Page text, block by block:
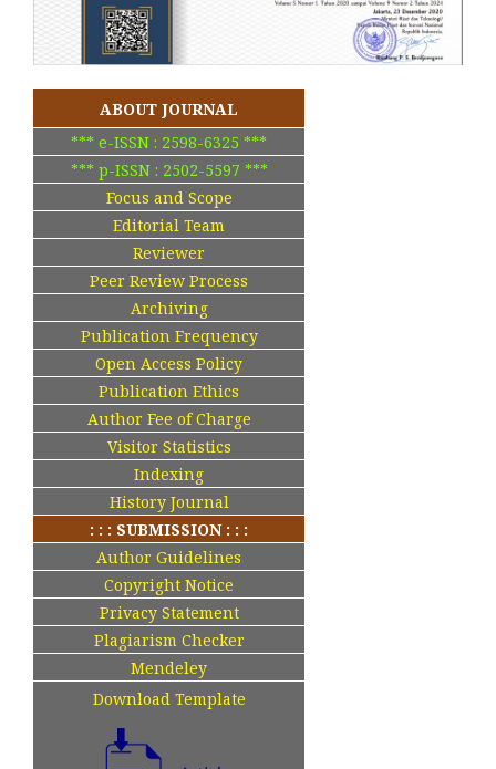
ABOUT JOURNAL
*** e-ISSN : 2598-6325 ***
*** p-ISSN : 2502-5597 ***
Focus and Scope
Editorial Team
Reviewer
Peer Review Process
Archiving
Publication Frequency
Open Access Policy
Publication Ethics
Author Fee of Charge
Visitor Statistics
Indexing
History Journal
: : : SUBMISSION : : :
Author Guidelines
Copyright Notice
Privacy Statement
Plagiarism Checker
Mendeley
Download Template